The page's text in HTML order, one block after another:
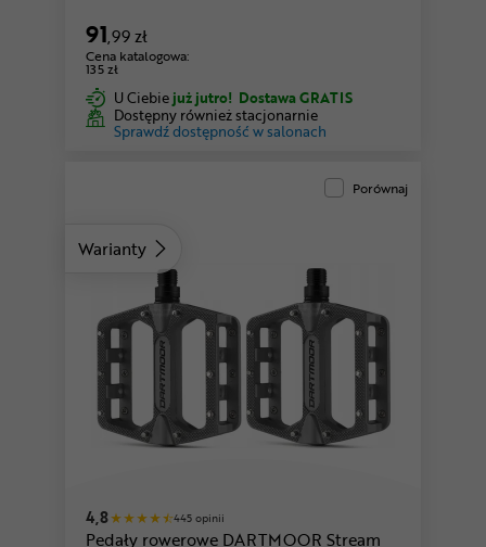
91,99 zł
Cena katalogowa:
135 zł
U Ciebie już jutro! Dostawa GRATIS
Dostępny również stacjonarnie
Sprawdź dostępność w salonach
Warianty
Porównaj
4,8 445 opinii
Pedały rowerowe DARTMOOR Stream